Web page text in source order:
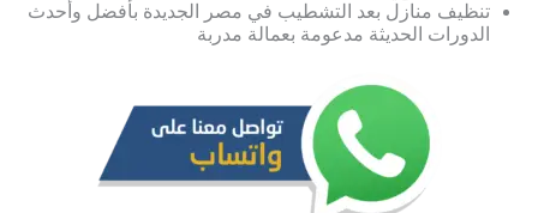
تنظيف منازل بعد التشطيب في مصر الجديدة بأفضل وأحدث
الدورات الحديثة مدعومة بعمالة مدربة